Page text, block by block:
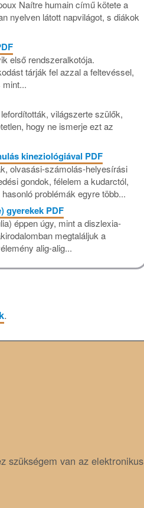
Naítre humain című kötete a
nyelven látott napvilágot, s diákok
első rendszeralkotója.
tárják fel azzal a feltevéssel,
világszerte szülők,
hogy ne ismerje ezt az
kineziológiával PDF
olvasási-számolás-helyesírási
gondok, félelem a kudarctól,
problémák egyre több...
gyerekek PDF
éppen úgy, mint a diszlexia-
megtaláljuk a
alig-alig...
.
szükségem van az elektronikus